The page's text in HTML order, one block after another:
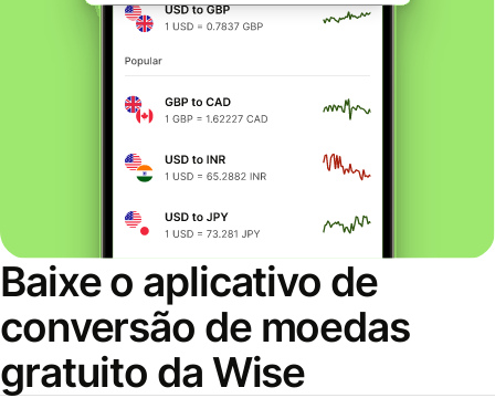
Baixe o aplicativo de
conversão de moedas
gratuito da Wise